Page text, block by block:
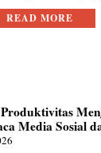
READ MORE
Media Sosial